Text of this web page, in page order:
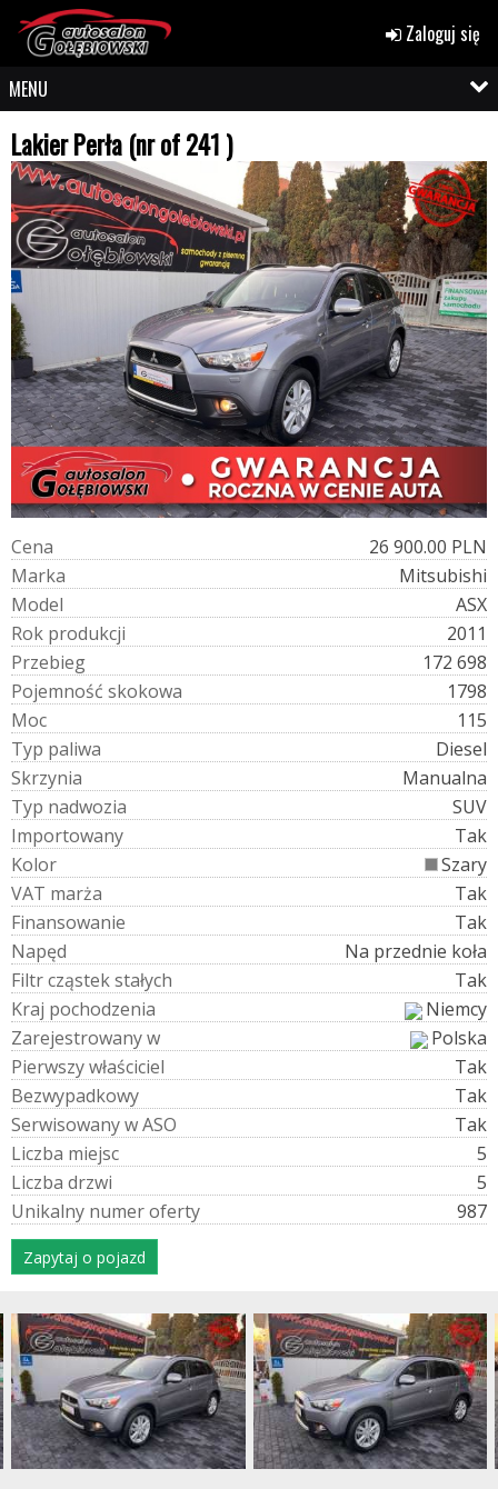
Zaloguj się
MENU
Lakier Perła (nr of 241 )
Cena
26 900.00 PLN
Marka
Mitsubishi
Model
ASX
Rok produkcji
2011
Przebieg
172 698
Pojemność skokowa
1798
Moc
115
Typ paliwa
Diesel
Skrzynia
Manualna
Typ nadwozia
SUV
Importowany
Tak
Kolor
Szary
VAT marża
Tak
Finansowanie
Tak
Napęd
Na przednie koła
Filtrcząstekstałych
Tak
Kraj pochodzenia
Niemcy
Zarejestrowanyw
Polska
Pierwszywłaściciel
Tak
Bezwypadkowy
Tak
SerwisowanywASO
Tak
Liczba miejsc
5
Liczba drzwi
5
Unikalny numeroferty 987
Zapytaj o pojazd